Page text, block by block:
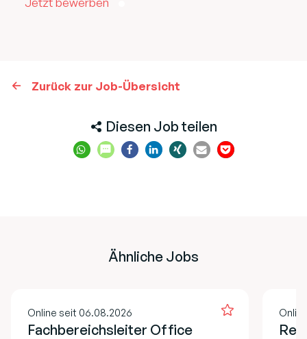
Zurück zur Job-Übersicht
Diesen Job teilen
Ähnliche Jobs
Online seit 06.08.2026
Fachbereichsleiter Office